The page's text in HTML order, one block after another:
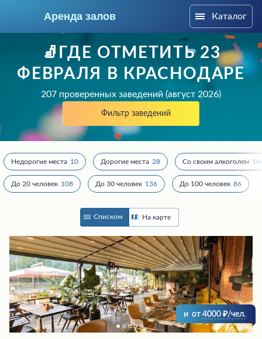
Аренда залов
+7 (903) 448-30-95
Подберите мне зал
Каталог
🧦ГДЕ ОТМЕТИТЬ 23
ФЕВРАЛЯ В КРАСНОДАРЕ
207 проверенных заведений (август 2026)
Фильтр заведений
Недорогие места 10 Дорогие места 28 Со своим алкоголем
До 20 человек 108 До 30 человек 136 До 100 человек 86
Списком На карте
и от 4000 /чел.